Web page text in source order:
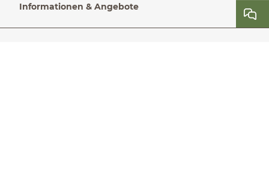
Informationen & Angebote